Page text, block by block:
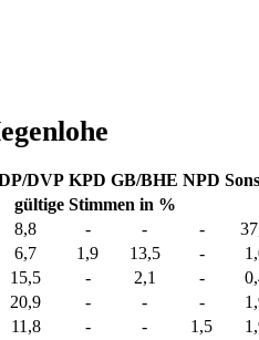
DVP KPD GB/BHE NPD
gültige Stimmen in %
8,8 - - -
6,7 1,9 13,5 -
15,5 - 2,1 -
20,9 - - -
11,8 - - 1,5